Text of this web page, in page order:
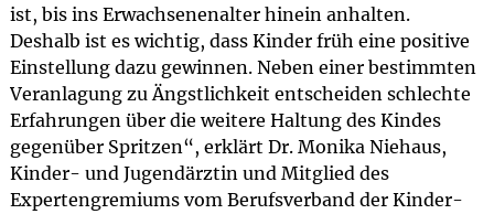
ist, bis ins Erwachsenenalter hinein anhalten.
Deshalb ist es wichtig, dass Kinder früh eine positive
Einstellung dazu gewinnen. Neben einer bestimmten
Veranlagung zu Ängstlichkeit entscheiden schlechte
Erfahrungen über die weitere Haltung des Kindes
gegenüber Spritzen“, erklärt Dr. Monika Niehaus,
Kinder- und Jugendärztin und Mitglied des
Expertengremiums vom Berufsverband der Kinder-